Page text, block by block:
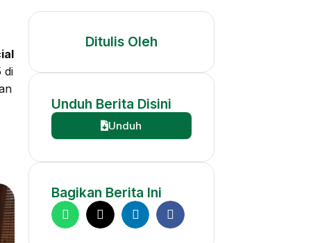
di
Ditulis Oleh
Unduh Berita Disini
Unduh
Bagikan Berita Ini